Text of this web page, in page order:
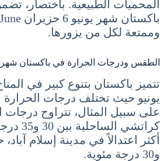
المحميات الطبيعية. باختصار،
وممتعة لكل من يزورها.
الطقس ودرجات الحرارة في باكستان شهر
تتميز باكستان بتنوع كبير في
يونيو حيث تختلف درجات الحرارة
على سبيل المثال، تتراوح درجات
كراتشي
و30 درجة مئوية.